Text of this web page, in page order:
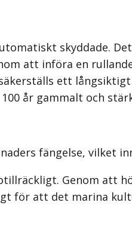
skyddade.
att införa en
ett
år gammalt och
fängelse, vilket
Genom att
att det marina